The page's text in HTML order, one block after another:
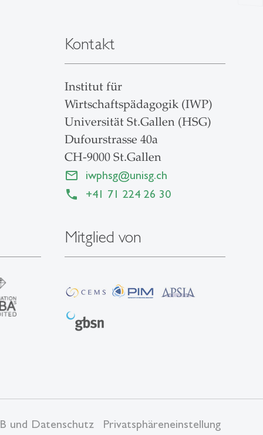
Kontakt
Institut für
Wirtschaftspädagogik (IWP)
Universität St.Gallen (HSG)
Dufourstrasse 40a
CH-9000 St.Gallen
iwphsg@unisg.ch
+41 71 224 26 30
Mitglied von
und Datenschutz Privatsphäreneinstellung